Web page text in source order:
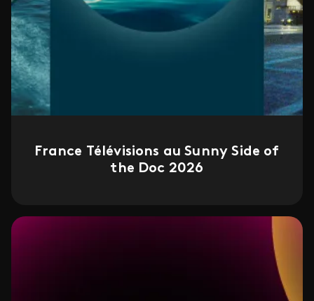
France Télévisions au Sunny Side of
the Doc 2026